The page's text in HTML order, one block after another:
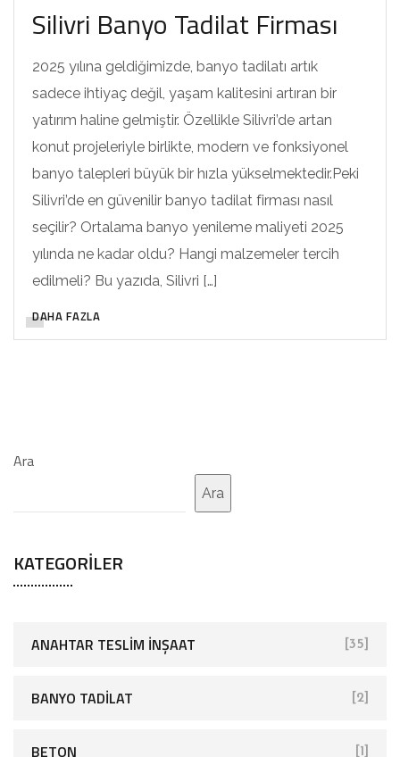
Silivri Banyo Tadilat Firması
2025 yılına geldiğimizde, banyo tadilatı artık
sadece ihtiyaç değil, yaşam kalitesini artıran bir
yatırım haline gelmiştir. Özellikle Silivri’de artan
konut projeleriyle birlikte, modern ve fonksiyonel
banyo talepleri büyük bir hızla yükselmektedir.Peki
Silivri’de en güvenilir banyo tadilat firması nasıl
seçilir? Ortalama banyo yenileme maliyeti 2025
yılında ne kadar oldu? Hangi malzemeler tercih
edilmeli? Bu yazıda, Silivri […]
DAHA FAZLA
Ara
Ara
KATEGORILER
ANAHTAR TESLIM İNŞAAT [35]
BANYO TADILAT [2]
BETON [1]